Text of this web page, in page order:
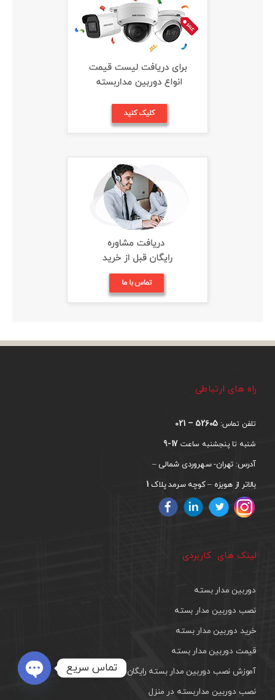
راه های ارتباطی
تلفن تماس: 52605 – 021
شنبه تا پنجشنبه ساعت 17-9
آدرس: تهران- سهروردی شمالی –
بالاتر از هویزه – کوچه سرمد پلاک 1
لینک های کاربردی
دوربین مدار بسته
نصب دوربین مدار بسته
خرید دوربین مدار بسته
قیمت دوربین مدار بسته
آموزش نصب دوربین مدار بسته رایگان
نصب دوربین مداربسته در منزل
تماس سریع